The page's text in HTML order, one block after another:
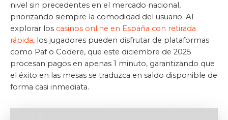
nivel sin precedentes en el mercado nacional,
priorizando siempre la comodidad del usuario. Al
explorar los casinos online en España con retirada
rápida, los jugadores pueden disfrutar de plataformas
como Paf o Codere, que este diciembre de 2025
procesan pagos en apenas 1 minuto, garantizando que
el éxito en las mesas se traduzca en saldo disponible de
forma casi inmediata.